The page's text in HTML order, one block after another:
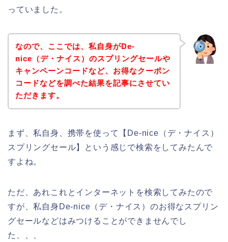
っていました。
なので、ここでは、私自身がDe-
nice（デ・ナイス）のスプリングセールや
キャンペーンコードなど、お得なクーポン
コードなどを調べた結果を記事にさせてい
ただきます。
まず、私自身、携帯を使って【De-nice（デ・ナイス）
スプリングセール】という感じで検索をしてみたんで
すよね。
ただ、あれこれとインターネットを検索してみたので
すが、私自身De-nice（デ・ナイス）のお得なスプリン
グセールなどはみつけることができませんでし
た、、、